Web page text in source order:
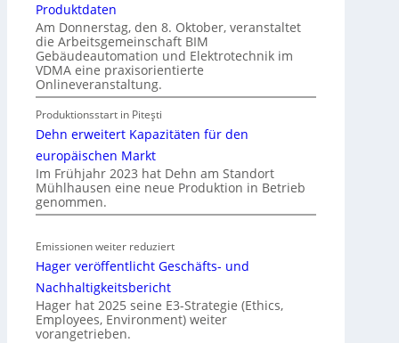
t
r
o
m
o
b
i
l
i
t
i
n
d
e
r
Produktdaten
Am Donnerstag, den 8. Oktober, veranstaltet
die Arbeitsgemeinschaft BIM
Gebäudeautomation und Elektrotechnik im
VDMA eine praxisorientierte
Onlineveranstaltung.
Produktionsstart in Piteşti
Dehn erweitert Kapazitäten für den
europäischen Markt
Im Frühjahr 2023 hat Dehn am Standort
Mühlhausen eine neue Produktion in Betrieb
genommen.
Emissionen weiter reduziert
Hager veröffentlicht Geschäfts- und
Nachhaltigkeitsbericht
Hager hat 2025 seine E3-Strategie (Ethics,
Employees, Environment) weiter
vorangetrieben.